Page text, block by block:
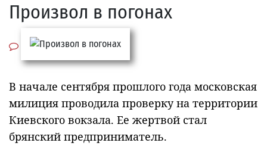
Произвол в погонах
В начале сентября прошлого года московская
милиция проводила проверку на территории
Киевского вокзала. Ее жертвой стал
брянский предприниматель.